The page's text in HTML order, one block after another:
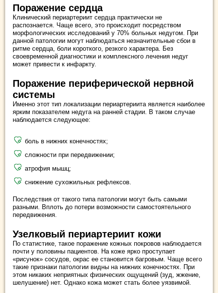
Поражение сердца
Клинический периартериит сердца практически не
распознается. Чаще всего, это происходит посредством
морфологических исследований у 70% больных недугом. При
данной патологии могут наблюдаться незначительные сбои в
ритме сердца, боли короткого, резкого характера. Без
своевременной диагностики и комплексного лечения недуг
может привести к инфаркту.
Поражение периферической нервной
системы
Именно этот тип локализации периартериита является наиболее
ярким показателем недуга на ранней стадии. В таком случае
наблюдается следующее:
боль в нижних конечностях;
сложности при передвижении;
атрофия мышц;
снижение сухожильных рефлексов.
Последствия от такого типа патологии могут быть самыми
разными. Вплоть до потери возможности самостоятельного
передвижения.
Узелковый периартериит кожи
По статистике, такое поражение кожных покровов наблюдается
почти у половины пациентов. На коже ярко проступает
«рисунок» сосудов, окрас ее становится багровым. Чаще всего
такие признаки патологии видны на нижних конечностях. При
этом никаких неприятных физических ощущений (зуд, жжение,
шелушение) нет. Однако кожа может стать более уязвимой.